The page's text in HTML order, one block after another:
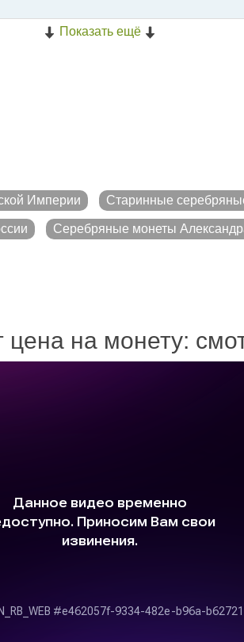
Показать ещё
Империи Старинные
Серебряные монеты
цена на монету: